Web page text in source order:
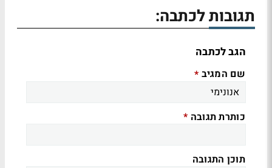
תגובות לכתבה:
הגב לכתבה
שם המגיב *
כותרת תגובה *
תוכן התגובה